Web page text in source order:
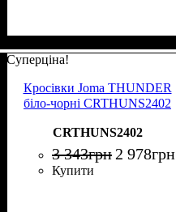
Суперціна!
Кросівки Joma THUNDER
біло-чорні CRTHUNS2402
CRTHUNS2402
3 343грн 2 978грн
Купити